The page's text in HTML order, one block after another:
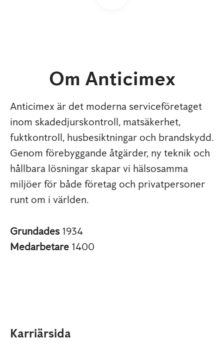
Om Anticimex
Anticimex är det moderna serviceföretaget
inom skadedjurskontroll, matsäkerhet,
fuktkontroll, husbesiktningar och brandskydd.
Genom förebyggande åtgärder, ny teknik och
hållbara lösningar skapar vi hälsosamma
miljöer för både företag och privatpersoner
runt om i världen.
Grundades 1934
Medarbetare 1400
Karriärsida